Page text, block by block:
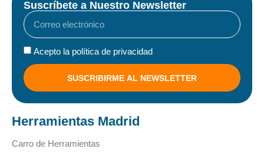
Suscríbete a Nuestro Newsletter
Acepto la política de privacidad
SUSCRIBIRME AL NEWSLETTER
Herramientas Madrid
Carro de Herramientas